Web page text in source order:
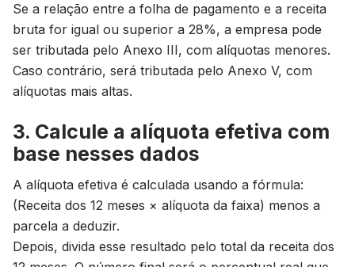
Se a relação entre a folha de pagamento e a receita
bruta for igual ou superior a 28%, a empresa pode
ser tributada pelo Anexo III, com alíquotas menores.
Caso contrário, será tributada pelo Anexo V, com
alíquotas mais altas.
3. Calcule a alíquota efetiva com
base nesses dados
A alíquota efetiva é calculada usando a fórmula:
(Receita dos 12 meses × alíquota da faixa) menos a
parcela a deduzir.
Depois, divida esse resultado pelo total da receita dos